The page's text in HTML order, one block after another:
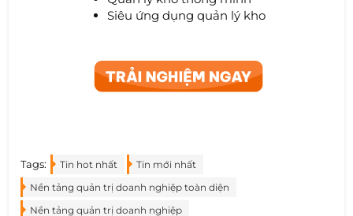
Siêu ứng dụng quản lý kho
Tags: Tin hot nhất
Tin mới nhất
Nền tảng quản trị doanh nghiệp toàn diện
Nền tảng quản trị doanh nghiệp